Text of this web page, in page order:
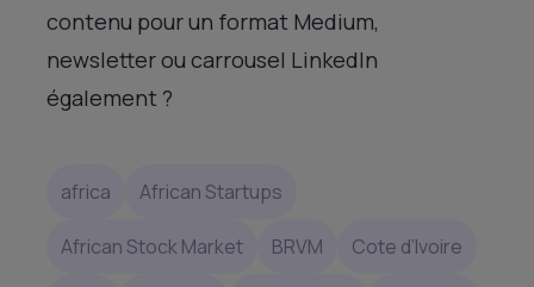
contenu pour un format Medium,
newsletter ou carrousel LinkedIn
également ?
africa African Startups
African Stock Market BRVM Cote d’Ivoire